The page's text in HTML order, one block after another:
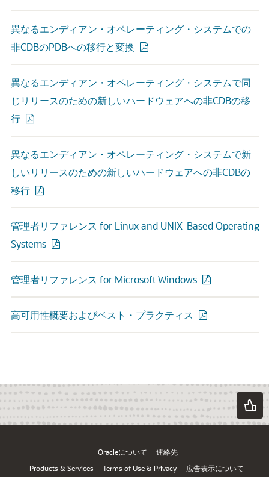
異なるエンディアン・オペレーティング・システムでの
非CDBのPDBへの移行と変換
異なるエンディアン・オペレーティング・システムで同
じリリースのための新しいハードウェアへの非CDBの移
行
異なるエンディアン・オペレーティング・システムで新
しいリリースのための新しいハードウェアへの非CDBの
移行
管理者リファレンス for Linux and UNIX-Based Operating
Systems
管理者リファレンス for Microsoft Windows
高可用性概要およびベスト・プラクティス
Oracleについて
連絡先
Products & Services
Terms of Use & Privacy 広告表示について